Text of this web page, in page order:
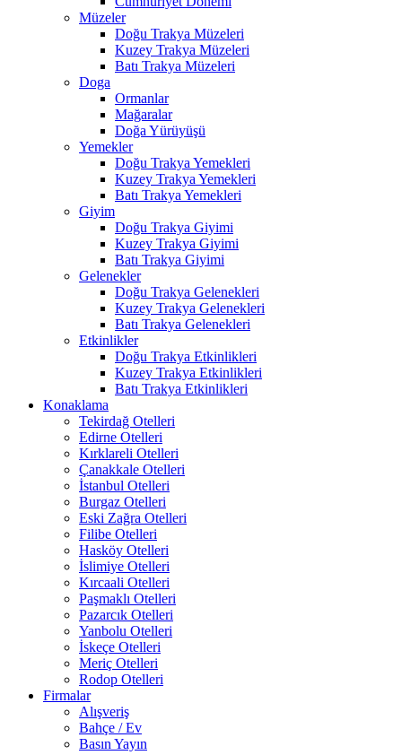
Müzeler
Doğu Trakya Müzeleri
Kuzey Trakya Müzeleri
Batı Trakya Müzeleri
Doga
Ormanlar
Mağaralar
Doğa Yürüyüşü
Yemekler
Doğu Trakya Yemekleri
Kuzey Trakya Yemekleri
Batı Trakya Yemekleri
Giyim
Doğu Trakya Giyimi
Kuzey Trakya Giyimi
Batı Trakya Giyimi
Gelenekler
Doğu Trakya Gelenekleri
Kuzey Trakya Gelenekleri
Batı Trakya Gelenekleri
Etkinlikler
Doğu Trakya Etkinlikleri
Kuzey Trakya Etkinlikleri
Batı Trakya Etkinlikleri
Konaklama
Tekirdağ Otelleri
Edirne Otelleri
Kırklareli Otelleri
Çanakkale Otelleri
İstanbul Otelleri
Burgaz Otelleri
Eski Zağra Otelleri
Filibe Otelleri
Hasköy Otelleri
İslimiye Otelleri
Kırcaali Otelleri
Paşmaklı Otelleri
Pazarcık Otelleri
Yanbolu Otelleri
İskeçe Otelleri
Meriç Otelleri
Rodop Otelleri
Firmalar
Alışveriş
Bahçe / Ev
Basın Yayın